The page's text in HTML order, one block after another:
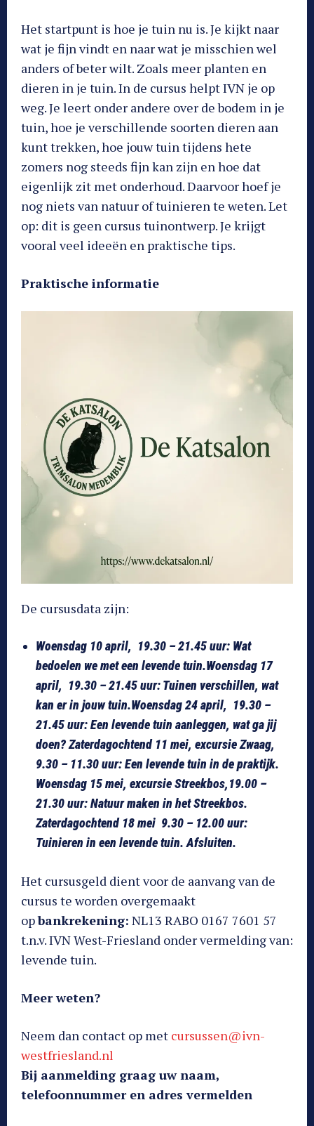
Het startpunt is hoe je tuin nu is. Je kijkt naar
wat je fijn vindt en naar wat je misschien wel
anders of beter wilt. Zoals meer planten en
dieren in je tuin. In de cursus helpt IVN je op
weg. Je leert onder andere over de bodem in je
tuin, hoe je verschillende soorten dieren aan
kunt trekken, hoe jouw tuin tijdens hete
zomers nog steeds fijn kan zijn en hoe dat
eigenlijk zit met onderhoud. Daarvoor hoef je
nog niets van natuur of tuinieren te weten. Let
op: dit is geen cursus tuinontwerp. Je krijgt
vooral veel ideeën en praktische tips.
Praktische informatie
De cursusdata zijn:
Woensdag 10 april, 19.30 – 21.45 uur: Wat
bedoelen we met een levende tuin.Woensdag 17
april, 19.30 – 21.45 uur: Tuinen verschillen, wat
kan er in jouw tuin.Woensdag 24 april, 19.30 –
21.45 uur: Een levende tuin aanleggen, wat ga jij
doen?Zaterdagochtend 11 mei, excursie Zwaag,
9.30 – 11.30 uur: Een levende tuin in de praktijk.
Woensdag 15 mei, excursie Streekbos,19.00 –
21.30 uur: Natuur maken in het Streekbos.
Zaterdagochtend 18 mei 9.30 – 12.00 uur:
Tuinieren in een levende tuin. Afsluiten.
Het cursusgeld dient voor de aanvang van de
cursus te worden overgemaakt
opbankrekening: NL13 RABO 0167 7601 57
t.n.v. IVN West-Friesland onder vermelding van:
levende tuin.
Meer weten?
Neem dan contact op met cursussen@ivn-
westfriesland.nl
Bij aanmelding graag uw naam,
telefoonnummer en adres vermelden